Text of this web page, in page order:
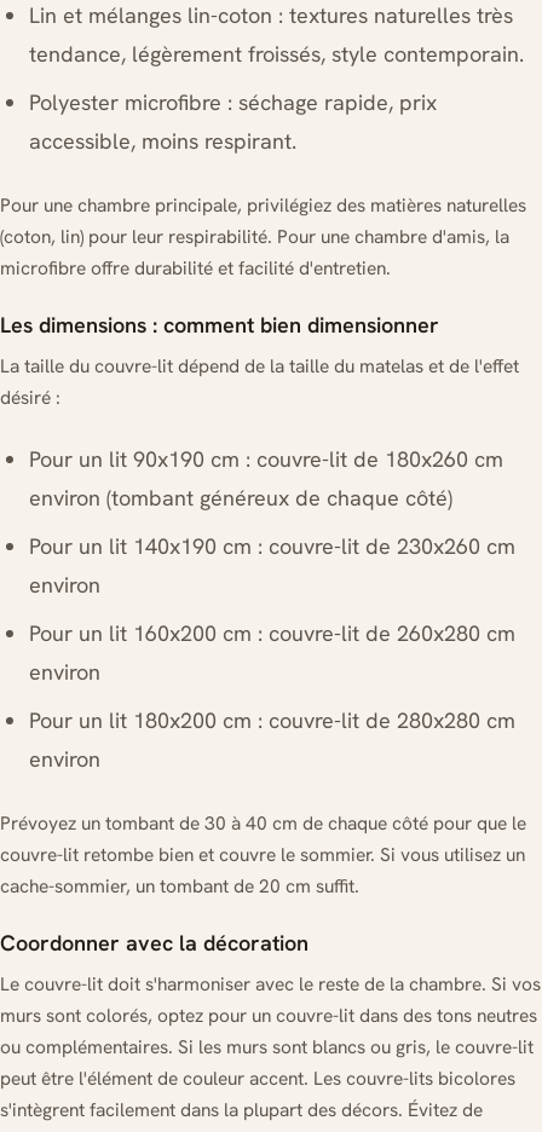
Lin et mélanges lin-coton : textures naturelles très
tendance, légèrement froissés, style contemporain.
Polyester microfibre : séchage rapide, prix
accessible, moins respirant.
Pour une chambre principale, privilégiez des matières naturelles
(coton, lin) pour leur respirabilité. Pour une chambre d'amis, la
microfibre offre durabilité et facilité d'entretien.
Les dimensions : comment bien dimensionner
La taille du couvre-lit dépend de la taille du matelas et de l'effet
désiré :
Pour un lit 90x190 cm : couvre-lit de 180x260 cm
environ (tombant généreux de chaque côté)
Pour un lit 140x190 cm : couvre-lit de 230x260 cm
environ
Pour un lit 160x200 cm : couvre-lit de 260x280 cm
environ
Pour un lit 180x200 cm : couvre-lit de 280x280 cm
environ
Prévoyez un tombant de 30 à 40 cm de chaque côté pour que le
couvre-lit retombe bien et couvre le sommier. Si vous utilisez un
cache-sommier, un tombant de 20 cm suffit.
Coordonner avec la décoration
Le couvre-lit doit s'harmoniser avec le reste de la chambre. Si vos
murs sont colorés, optez pour un couvre-lit dans des tons neutres
ou complémentaires. Si les murs sont blancs ou gris, le couvre-lit
peut être l'élément de couleur accent. Les couvre-lits bicolores
s'intègrent facilement dans la plupart des décors. Évitez de